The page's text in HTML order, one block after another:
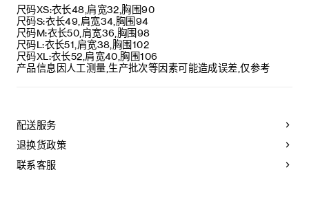
意大利制造
编号：RY0O00V43.09GG
最高熨烫温度：110°C / 230°F
不可使用蒸汽。
本品可用芳香化合物进行轻柔干洗。
尺码XS:衣长48,肩宽32,胸围90
尺码S:衣长49,肩宽34,胸围94
尺码M:衣长50,肩宽36,胸围98
尺码L:衣长51,肩宽38,胸围102
尺码XL:衣长52,肩宽40,胸围106
产品信息因人工测量,生产批次等因素可能造成误差,仅参考
配送服务
退换货政策
联系客服